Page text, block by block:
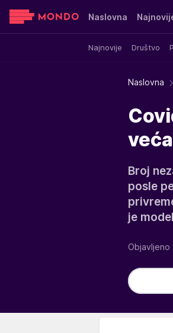
Naslovna
Najnovije Društvo
Sensa Stvar ukusa
Naslovna
Broj
posle
je
Objavljeno